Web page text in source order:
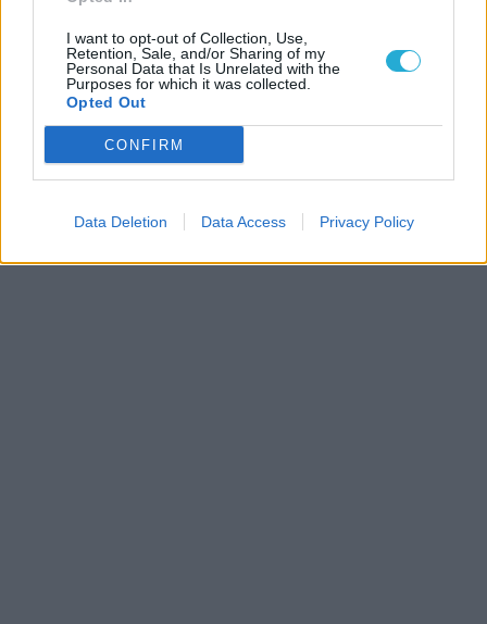
I want to opt-out of Collection, Use,
Retention, Sale, and/or Sharing of my
Personal Data that Is Unrelated with the
Purposes for which it was collected.
Opted Out
CONFIRM
Data Deletion Data Access Privacy Policy